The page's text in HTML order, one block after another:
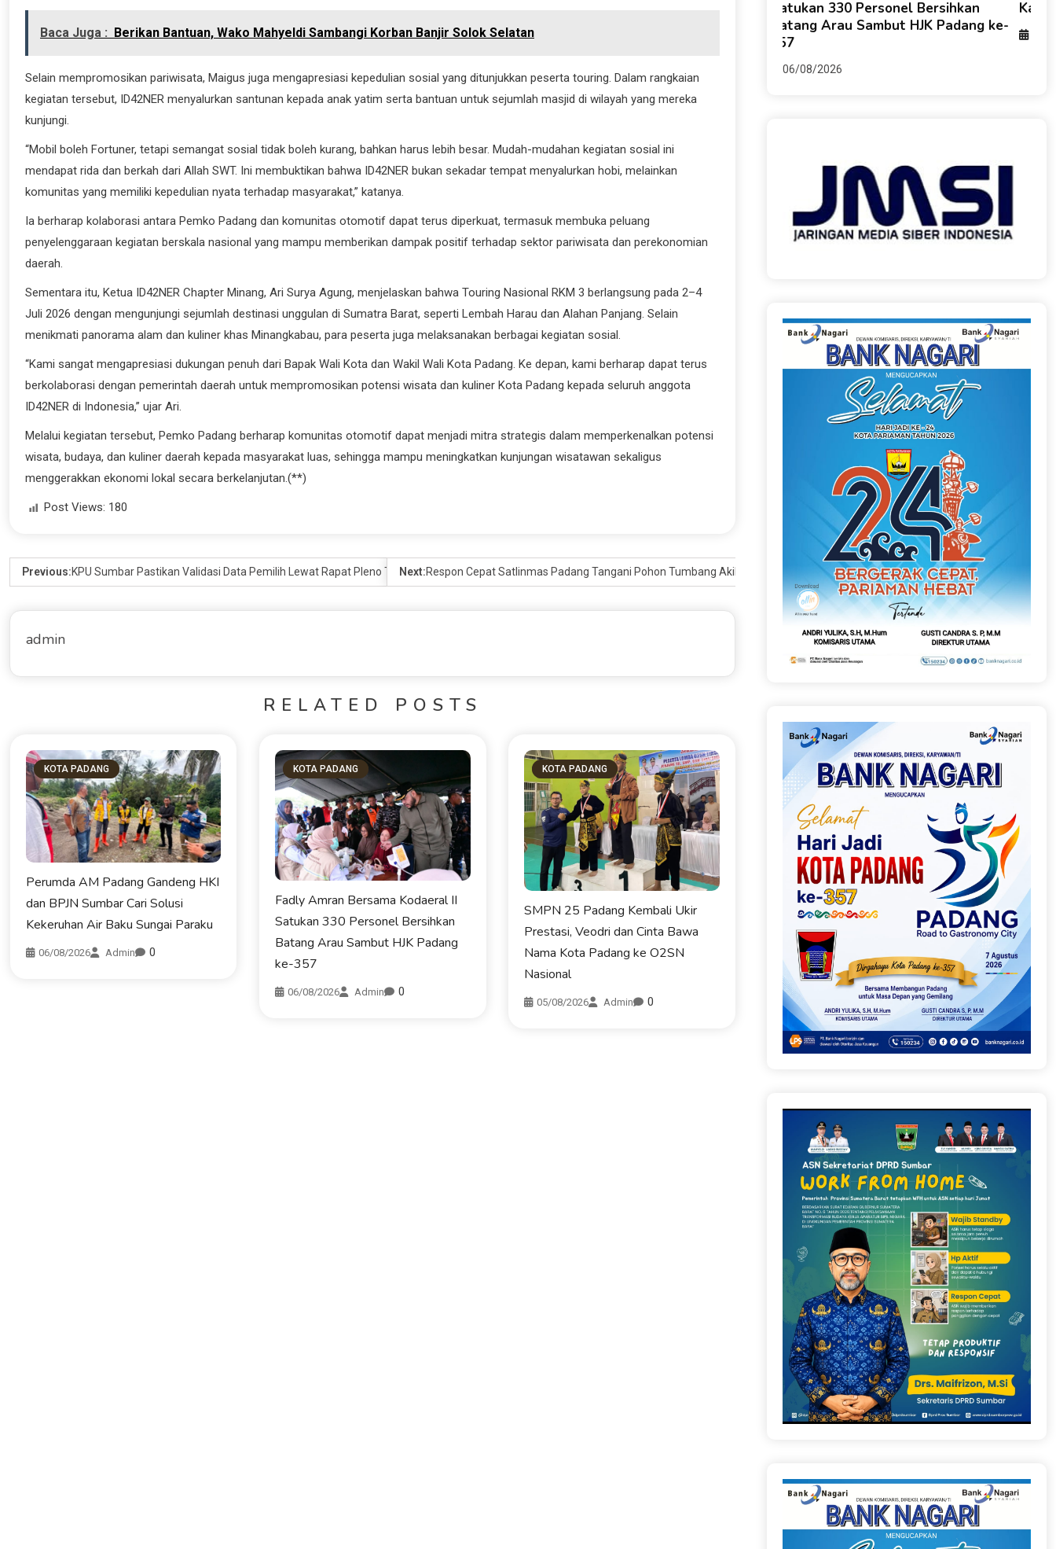
Baca Juga : Berikan Bantuan, Wako Mahyeldi Sambangi Korban Banjir Solok Selatan
Selain mempromosikan pariwisata, Maigus juga mengapresiasi kepedulian sosial yang ditunjukkan peserta touring. Dalam rangkaian
kegiatan tersebut, ID42NER menyalurkan santunan kepada anak yatim serta bantuan untuk sejumlah masjid di wilayah yang mereka
kunjungi.
“Mobil boleh Fortuner, tetapi semangat sosial tidak boleh kurang, bahkan harus lebih besar. Mudah-mudahan kegiatan sosial ini
mendapat rida dan berkah dari Allah SWT. Ini membuktikan bahwa ID42NER bukan sekadar tempat menyalurkan hobi, melainkan
komunitas yang memiliki kepedulian nyata terhadap masyarakat,” katanya.
Ia berharap kolaborasi antara Pemko Padang dan komunitas otomotif dapat terus diperkuat, termasuk membuka peluang
penyelenggaraan kegiatan berskala nasional yang mampu memberikan dampak positif terhadap sektor pariwisata dan perekonomian
daerah.
Sementara itu, Ketua ID42NER Chapter Minang, Ari Surya Agung, menjelaskan bahwa Touring Nasional RKM 3 berlangsung pada 2–4
Juli 2026 dengan mengunjungi sejumlah destinasi unggulan di Sumatra Barat, seperti Lembah Harau dan Alahan Panjang. Selain
menikmati panorama alam dan kuliner khas Minangkabau, para peserta juga melaksanakan berbagai kegiatan sosial.
“Kami sangat mengapresiasi dukungan penuh dari Bapak Wali Kota dan Wakil Wali Kota Padang. Ke depan, kami berharap dapat terus
berkolaborasi dengan pemerintah daerah untuk mempromosikan potensi wisata dan kuliner Kota Padang kepada seluruh anggota
ID42NER di Indonesia,” ujar Ari.
Melalui kegiatan tersebut, Pemko Padang berharap komunitas otomotif dapat menjadi mitra strategis dalam memperkenalkan potensi
wisata, budaya, dan kuliner daerah kepada masyarakat luas, sehingga mampu meningkatkan kunjungan wisatawan sekaligus
menggerakkan ekonomi lokal secara berkelanjutan.(**)
Post Views: 180
Previous:KPU Sumbar Pastikan Validasi Data Pemilih Lewat Rapat Pleno Terbuka Semester I 2026
Next:Respon Cepat Satlinmas Padang Tangani Pohon Tumbang Akibat Cuaca Ekstrem
admin
RELATED POSTS
KOTA PADANG
Perumda AM Padang Gandeng HKI
dan BPJN Sumbar Cari Solusi
Kekeruhan Air Baku Sungai Paraku
06/08/2026 Admin 0
KOTA PADANG
Fadly Amran Bersama Kodaeral II
Satukan 330 Personel Bersihkan
Batang Arau Sambut HJK Padang
ke-357
06/08/2026 Admin 0
KOTA PADANG
SMPN 25 Padang Kembali Ukir
Prestasi, Veodri dan Cinta Bawa
Nama Kota Padang ke O2SN
Nasional
05/08/2026 Admin 0
Air Baku Sungai Paraku
Satukan 330 Personel Bersihkan
Batang Arau Sambut HJK Padang ke-
357
06/08/2026